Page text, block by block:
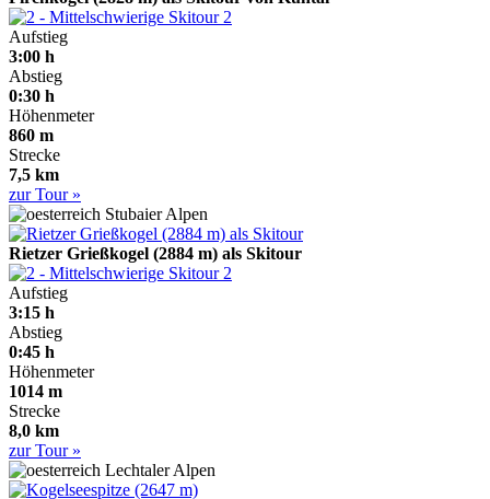
2
Aufstieg
3:00 h
Abstieg
0:30 h
Höhenmeter
860 m
Strecke
7,5 km
zur Tour »
Stubaier Alpen
Rietzer Grießkogel (2884 m) als Skitour
2
Aufstieg
3:15 h
Abstieg
0:45 h
Höhenmeter
1014 m
Strecke
8,0 km
zur Tour »
Lechtaler Alpen